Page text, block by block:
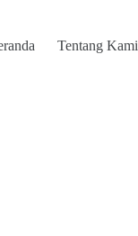
Tentang Kami